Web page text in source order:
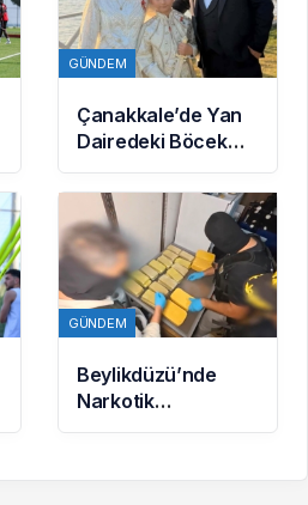
GÜNDEM
Çanakkale’de Yan
Dairedeki Böcek
İlaçlamasından
Zehirlenen 9
Yaşındaki Yusuf
Yaşamını Yitirdi
GÜNDEM
Beylikdüzü’nde
Narkotik
Operasyonu: 62
Uyuşturucu Ele